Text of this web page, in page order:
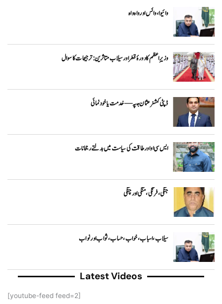
وائیوا ،وائس اور واہ واہ
وزیرِاعظم کا دورۂ قطر اور سیلاب متاثرین: ترجیحات کا سوال
ڈپٹی کمشنر عثمان جپہ — خدمت یا خودنمائی
ایس سی او اور طاقت کی سیاست میں بدلتے رجحانات
جنگی، فرنگی ، منگی اور چنگی
سیلاب، اسباب ،خواب ، حساب ، ثواب اور نواب
Latest Videos
[youtube-feed feed=2]